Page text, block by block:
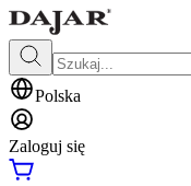
Polska
Zaloguj się